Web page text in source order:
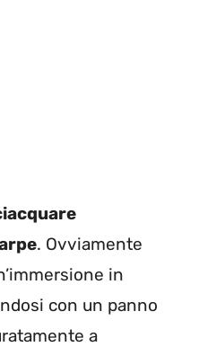
. Ovviamente
in
con un panno
a